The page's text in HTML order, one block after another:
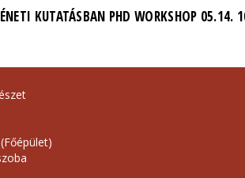
KUTATÁSBAN PHD WORKSHOP 05.14.